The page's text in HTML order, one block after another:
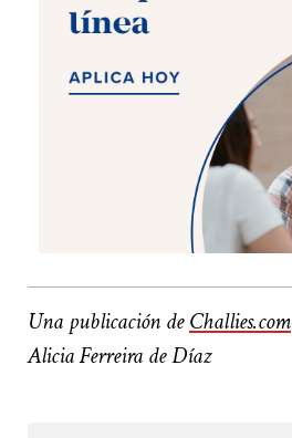
Una publicación deChallies.com
Alicia Ferreira de Díaz